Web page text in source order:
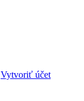
Vytvoriť účet